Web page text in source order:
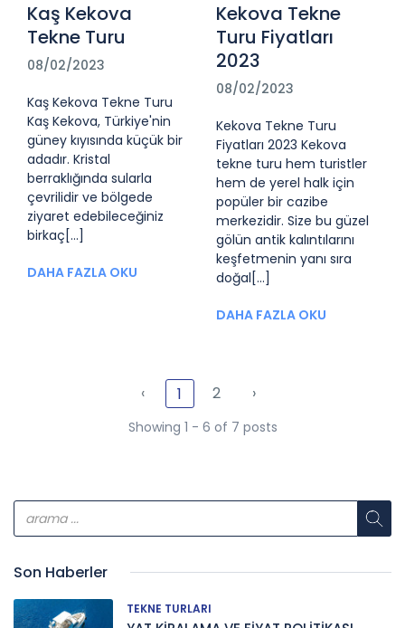
Kaş Kekova
Tekne Turu
08/02/2023
Kaş Kekova Tekne Turu
Kaş Kekova, Türkiye'nin
güney kıyısında küçük bir
adadır. Kristal
berraklığında sularla
çevrilidir ve bölgede
ziyaret edebileceğiniz
birkaç[...]
DAHA FAZLA OKU
Kekova Tekne
Turu Fiyatları
2023
08/02/2023
Kekova Tekne Turu
Fiyatları 2023 Kekova
tekne turu hem turistler
hem de yerel halk için
popüler bir cazibe
merkezidir. Size bu güzel
gölün antik kalıntılarını
keşfetmenin yanı sıra
doğal[...]
DAHA FAZLA OKU
‹ 1 2 ›
Showing 1 - 6 of 7 posts
Son Haberler
TEKNE TURLARI